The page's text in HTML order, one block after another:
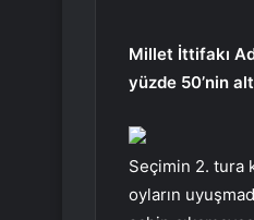
Millet İttifakı
yüzde 50’nin
Seçimin 2. tura
oyların